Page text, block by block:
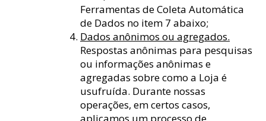
Ferramentas de Coleta Automática
de Dados no item 7 abaixo;
Dados anônimos ou agregados.
Respostas anônimas para pesquisas
ou informações anônimas e
agregadas sobre como a Loja é
usufruída. Durante nossas
operações, em certos casos,